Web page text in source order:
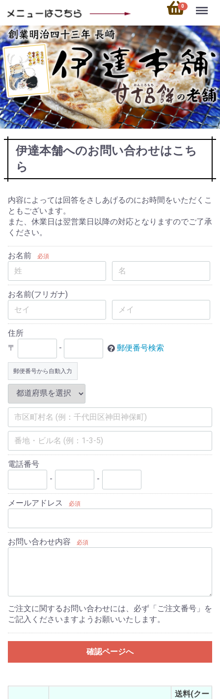
0 Menu
伊達本舗へのお問い合わせはこち
ら
内容によっては回答をさしあげるのにお時間をいただくこ
ともございます。
また、休業日は翌営業日以降の対応となりますのでご了承
ください。
お名前 必須
お名前(フリガナ)
住所
〒
- 郵便番号検索
郵便番号から自動入力
電話番号
-
-
メールアドレス 必須
お問い合わせ内容 必須
ご注文に関するお問い合わせには、必ず「ご注文番号」を
ご記入くださいますようお願いいたします。
確認ページへ
送料(クー